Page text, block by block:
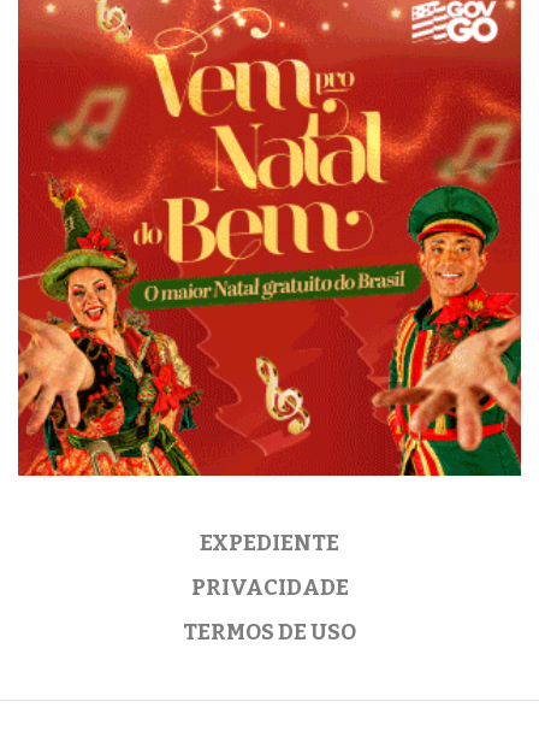
EXPEDIENTE
PRIVACIDADE
TERMOS DE USO